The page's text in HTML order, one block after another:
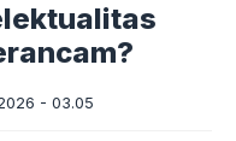
- 03.05